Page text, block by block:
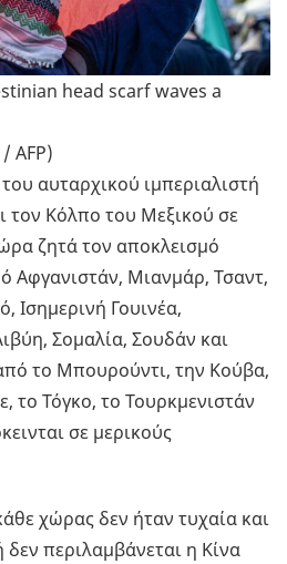
head scarf waves a
AFP)
αυταρχικού ιμπεριαλιστή
τον Κόλπο του Μεξικού σε
ζητά τον αποκλεισμό
Αφγανιστάν, Μιανμάρ, Τσαντ,
Ισημερινή Γουινέα,
Σομαλία, Σουδάν και
το Μπουρούντι, την Κούβα,
το Τόγκο, το Τουρκμενιστάν
σε μερικούς
χώρας δεν ήταν τυχαία και
περιλαμβάνεται η Κίνα